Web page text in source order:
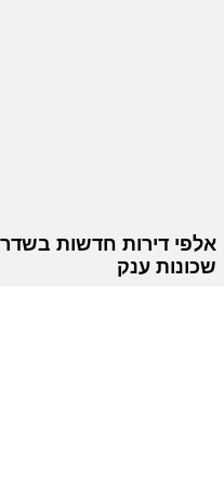
אלפי דירות חדשות
שכונות ענק